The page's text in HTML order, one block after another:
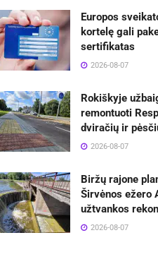
Europos
kortelę gali
sertifikatas
2026-08-07
Rokiškyje
remontuoti
dviračių ir
2026-08-07
Biržų rajone
Širvėnos ežero
užtvankos
2026-08-07